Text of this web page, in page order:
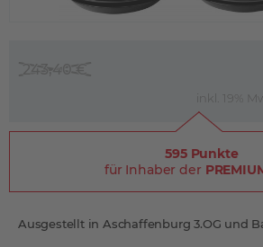
inkl. 19%
595 Punkte
für Inhaber der
Ausgestellt in Aschaffenburg 3.OG und